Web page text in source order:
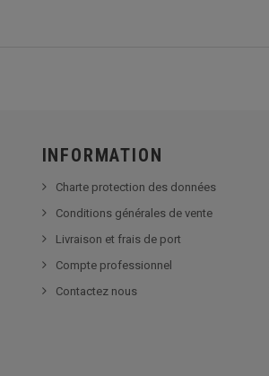
INFORMATION
Charte protection des données
Conditions générales de vente
Livraison et frais de port
Compte professionnel
Contactez nous